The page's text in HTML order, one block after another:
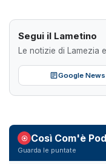
Segui il Lametino
Le notizie di Lamezia
Google News
Così Com'è
Guarda le puntate